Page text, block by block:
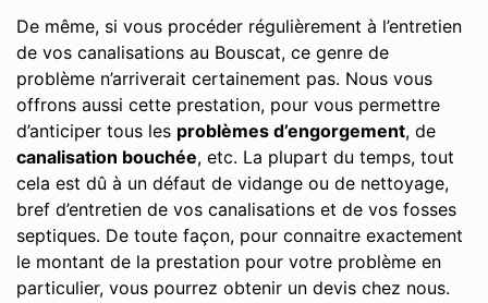
De même, si vous procéder régulièrement à l’entretien
de vos canalisations au Bouscat, ce genre de
problème n’arriverait certainement pas. Nous vous
offrons aussi cette prestation, pour vous permettre
d’anticiper tous les problèmes d’engorgement, de
canalisation bouchée, etc. La plupart du temps, tout
cela est dû à un défaut de vidange ou de nettoyage,
bref d’entretien de vos canalisations et de vos fosses
septiques. De toute façon, pour connaitre exactement
le montant de la prestation pour votre problème en
particulier, vous pourrez obtenir un devis chez nous.